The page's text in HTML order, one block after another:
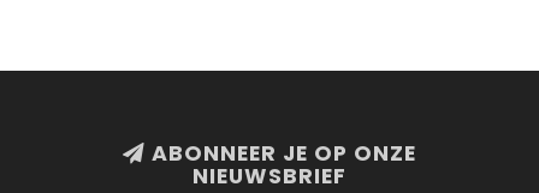
ABONNEER JE OP ONZE
NIEUWSBRIEF